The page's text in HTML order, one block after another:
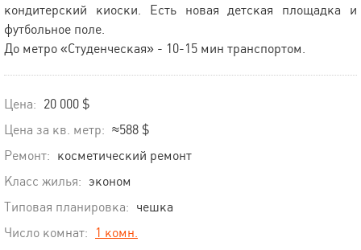
кондитерский киоски. Есть новая детская площадка и
футбольное поле.
До метро «Студенческая» - 10-15 мин транспортом.
Цена: 20 000 $
Цена за кв. метр: ≈588 $
Ремонт: косметический ремонт
Класс жилья: эконом
Типовая планировка: чешка
Число комнат:
1 комн.